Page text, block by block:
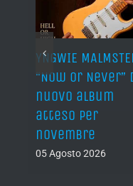
YNGWIE
“Now Or Never”
nuovo album
atteso per
novembre
05 Agosto 2026